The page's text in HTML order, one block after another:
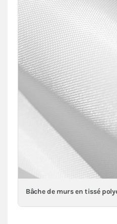
Bâche de murs en tissé